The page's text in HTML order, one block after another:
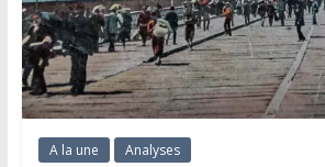
A la une Analyses